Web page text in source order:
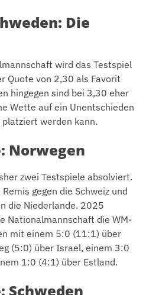
Die
wird das Testspiel
Quote von 2,30 als Favorit
hingegen sind bei 3,30 eher
Wette auf ein Unentschieden
werden kann.
Norwegen
zwei Testspiele absolviert.
gegen die Schweiz und
die Niederlande. 2025
Nationalmannschaft die WM-
mit einem 5:0 (11:1) über
(5:0) über Israel, einem 3:0
1:0 (4:1) über Estland.
Schweden